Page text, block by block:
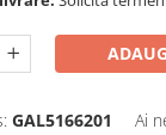
GAL5166201 Ai